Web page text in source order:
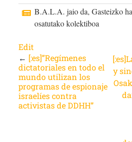
B.A.L.A. jaio da, Gasteizko
osatutako kolektiboa
Edit
← [:es]”Regímenes
dictatoriales en todo el
mundo utilizan los
programas de espionaje
israelíes contra
activistas de DDHH”
y